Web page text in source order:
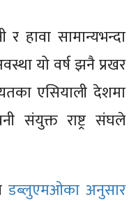
र हावा सामान्यभन्दा
यो वर्ष झनै प्रखर
एसियाली देशमा
संयुक्त राष्ट्र संघले
डब्लुएमओका अनुसार